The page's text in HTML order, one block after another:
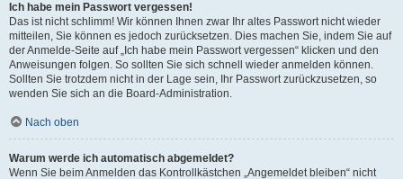
Ich habe mein Passwort vergessen!
Das ist nicht schlimm! Wir können Ihnen zwar Ihr altes Passwort nicht wieder
mitteilen, Sie können es jedoch zurücksetzen. Dies machen Sie, indem Sie auf
der Anmelde-Seite auf „Ich habe mein Passwort vergessen“ klicken und den
Anweisungen folgen. So sollten Sie sich schnell wieder anmelden können.
Sollten Sie trotzdem nicht in der Lage sein, Ihr Passwort zurückzusetzen, so
wenden Sie sich an die Board-Administration.
Nach oben
Warum werde ich automatisch abgemeldet?
Wenn Sie beim Anmelden das Kontrollkästchen „Angemeldet bleiben“ nicht